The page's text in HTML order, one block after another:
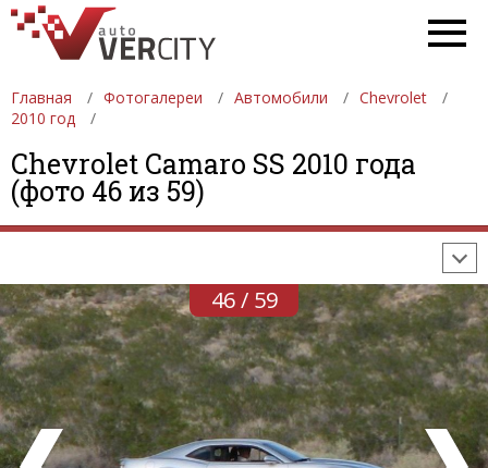
Главная Фотогалереи Автомобили
Chevrolet
2010 год
Chevrolet Camaro SS 2010 года
(фото 46 из 59)
ФОТОГАЛЕРЕИ АВТОМОБИЛИ
ДЕВУШКИ
АВТОСАЛОНЫ
ФОРМУЛА-1
46 / 59